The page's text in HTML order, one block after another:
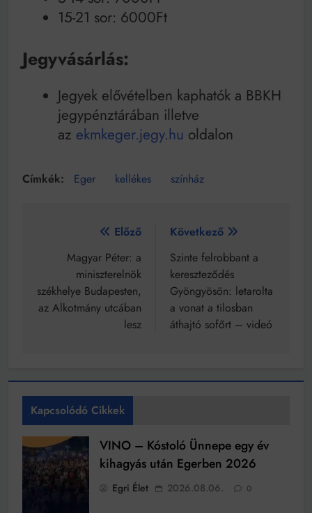
15-21 sor: 6000Ft
Jegyvásárlás:
Jegyek elővételben kaphatók a BBKH
jegypénztárában illetve
az ekmkeger.jegy.hu oldalon
Eger kellékes színház
Bejegyzés
navigáció
Előző
Magyar Péter: a
miniszterelnök
székhelye Budapesten,
az Alkotmány utcában
lesz
Következő
Szinte felrobbant a
kereszteződés
Gyöngyösön: letarolta
a vonat a tilosban
áthajtó sofőrt – videó
Kapcsolódó Cikkek
VINO – Kóstoló Ünnepe egy év
kihagyás után Egerben 2026
Egri Élet 2026.08.06. 0